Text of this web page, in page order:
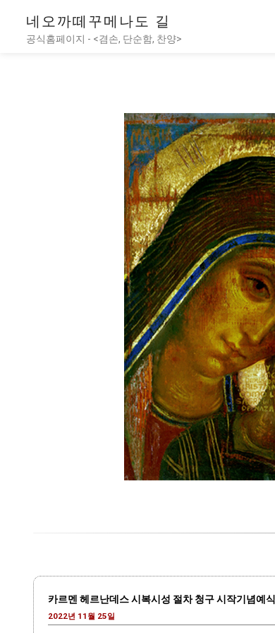
네오까떼꾸메나도 길
공식홈페이지 - <겸손, 단순함, 찬양>
카르멘 헤르난데스 시복시성 절차 청구 시작기념예식
2022년 11월 25일